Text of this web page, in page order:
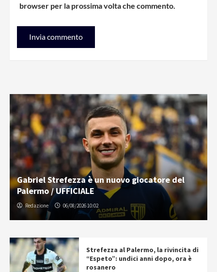
browser per la prossima volta che commento.
Gabriel Strefezza è un nuovo giocatore del
Palermo / UFFICIALE
Redazione 06/08/2026 10:02
Strefezza al Palermo, la rivincita di
“Espeto”: undici anni dopo, ora è
rosanero